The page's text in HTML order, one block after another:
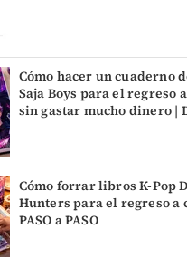
Cómo hacer un cuaderno
Saja Boys para el regreso
sin gastar mucho dinero |
Cómo forrar libros K-Pop
Hunters para el regreso a
PASO a PASO